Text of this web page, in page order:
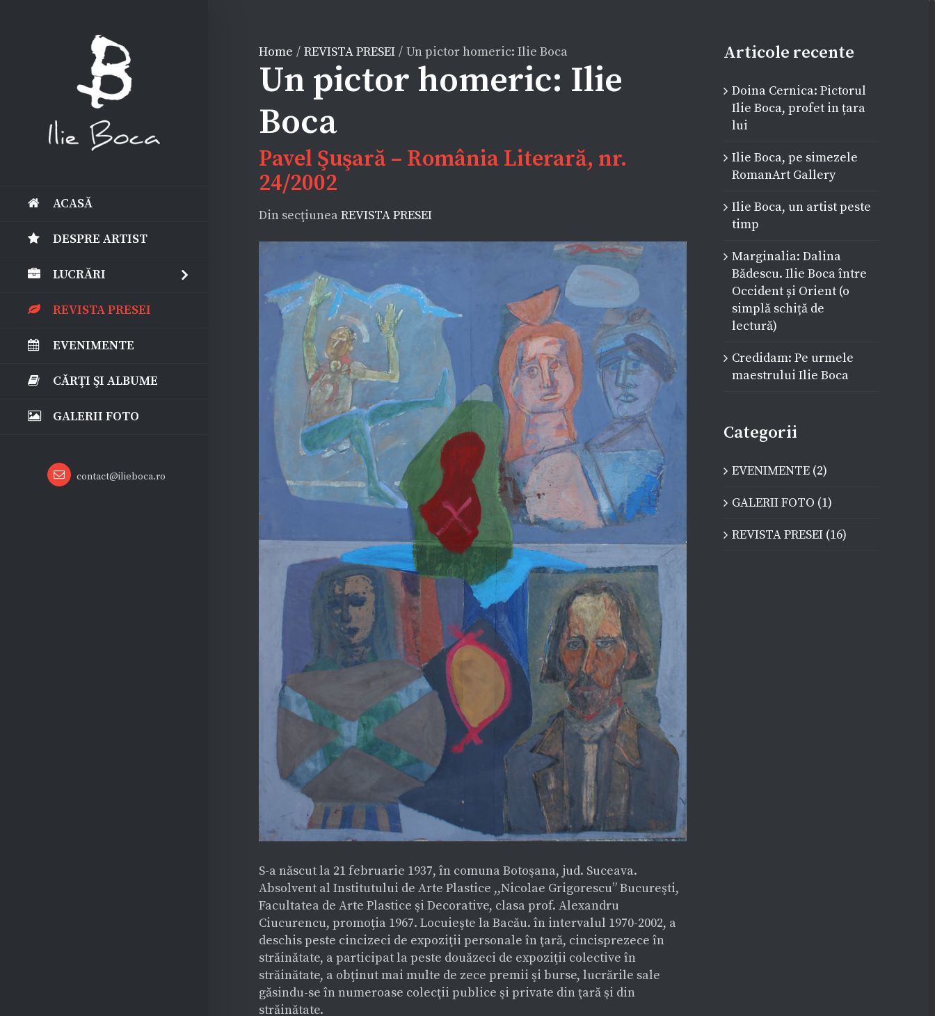
ACASĂ
DESPRE ARTIST
LUCRĂRI
REVISTA PRESEI
EVENIMENTE
CĂRŢI ŞI ALBUME
GALERII FOTO
Emailcontact@ilieboca.ro
Home / REVISTA PRESEI / Un pictor homeric: Ilie Boca
Un pictor homeric: Ilie
Boca
Pavel Şuşară – România Literară, nr.
24/2002
Din secţiuneaREVISTA PRESEI
View
Image
S-a născut la 21 februarie 1937, în comuna Botoşana, jud. Suceava.
Absolvent al Institutului de Arte Plastice ,,Nicolae Grigorescu” Bucureşti,
Facultatea de Arte Plastice şi Decorative, clasa prof. Alexandru
Ciucurencu, promoţia 1967. Locuieşte la Bacău. în intervalul 1970-2002, a
deschis peste cincizeci de expoziţii personale în ţară, cincisprezece în
străinătate, a participat la peste douăzeci de expoziţii colective în
străinătate, a obţinut mai multe de zece premii şi burse, lucrările sale
găsindu-se în numeroase colecţii publice şi private din ţară şi din
străinătate.
Articole recente
Doina Cernica: Pictorul
Ilie Boca, profet in țara
lui
Ilie Boca, pe simezele
RomanArt Gallery
Ilie Boca, un artist peste
timp
Marginalia: Dalina
Bădescu. Ilie Boca între
Occident și Orient (o
simplă schiță de
lectură)
Credidam: Pe urmele
maestrului Ilie Boca
Categorii
EVENIMENTE (2)
GALERII FOTO (1)
REVISTA PRESEI (16)